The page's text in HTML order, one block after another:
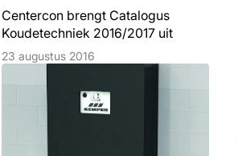
Centercon brengt Catalogus
Koudetechniek 2016/2017 uit
23 augustus 2016